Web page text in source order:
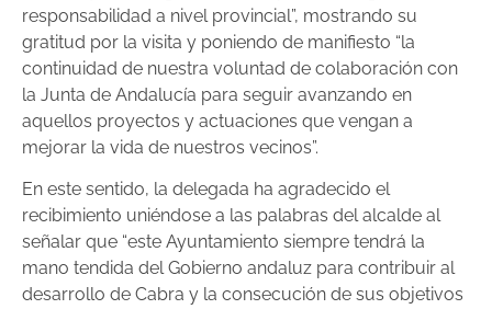
responsabilidad a nivel provincial”, mostrando su
gratitud por la visita y poniendo de manifiesto “la
continuidad de nuestra voluntad de colaboración con
la Junta de Andalucía para seguir avanzando en
aquellos proyectos y actuaciones que vengan a
mejorar la vida de nuestros vecinos”.
En este sentido, la delegada ha agradecido el
recibimiento uniéndose a las palabras del alcalde al
señalar que “este Ayuntamiento siempre tendrá la
mano tendida del Gobierno andaluz para contribuir al
desarrollo de Cabra y la consecución de sus objetivos